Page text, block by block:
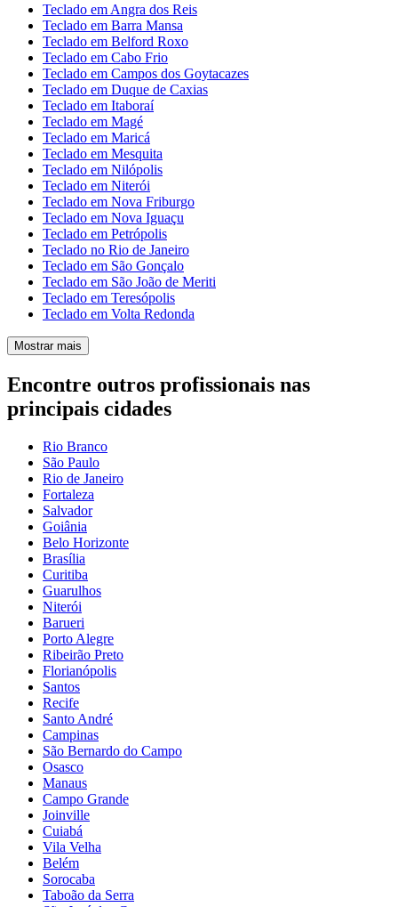
Teclado em Angra dos Reis
Teclado em Barra Mansa
Teclado em Belford Roxo
Teclado em Cabo Frio
Teclado em Campos dos Goytacazes
Teclado em Duque de Caxias
Teclado em Itaboraí
Teclado em Magé
Teclado em Maricá
Teclado em Mesquita
Teclado em Nilópolis
Teclado em Niterói
Teclado em Nova Friburgo
Teclado em Nova Iguaçu
Teclado em Petrópolis
Teclado no Rio de Janeiro
Teclado em São Gonçalo
Teclado em São João de Meriti
Teclado em Teresópolis
Teclado em Volta Redonda
Mostrar mais
Encontre outros profissionais nas
principais cidades
Rio Branco
São Paulo
Rio de Janeiro
Fortaleza
Salvador
Goiânia
Belo Horizonte
Brasília
Curitiba
Guarulhos
Niterói
Barueri
Porto Alegre
Ribeirão Preto
Florianópolis
Santos
Recife
Santo André
Campinas
São Bernardo do Campo
Osasco
Manaus
Campo Grande
Joinville
Cuiabá
Vila Velha
Belém
Sorocaba
Taboão da Serra